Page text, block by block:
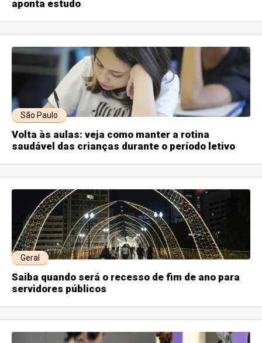
aponta estudo
São Paulo
Volta às aulas: veja como manter a rotina
saudável das crianças durante o período letivo
Geral
Saiba quando será o recesso de fim de ano para
servidores públicos